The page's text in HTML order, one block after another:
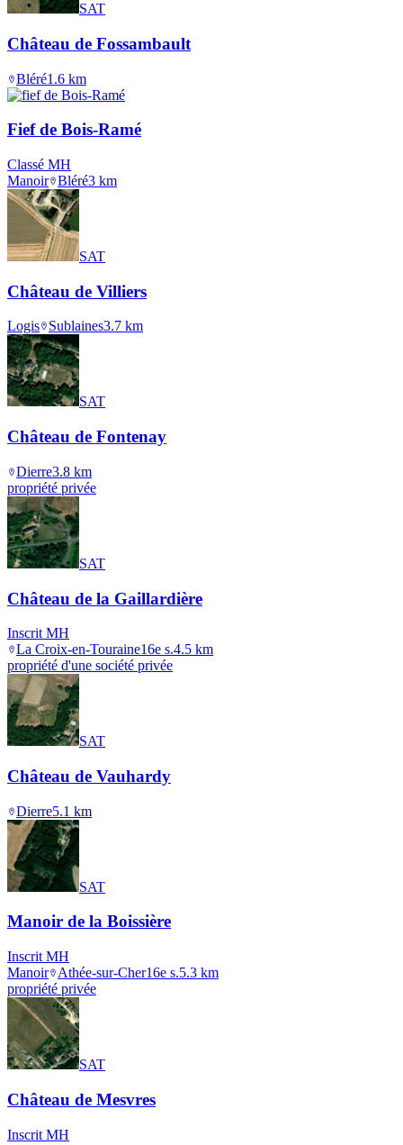
SAT
Château de Fossambault
Bléré1.6 km
Fief de Bois-Ramé
Classé MH
Manoir Bléré3 km
SAT
Château de Villiers
Logis Sublaines3.7 km
SAT
Château de Fontenay
Dierre3.8 km
propriété privée
SAT
Château de la Gaillardière
Inscrit MH
La Croix-en-Touraine16e s.4.5 km
propriété d'une société privée
SAT
Château de Vauhardy
Dierre5.1 km
SAT
Manoir de la Boissière
Inscrit MH
Manoir
Athée-sur-Cher16e s.5.3 km
propriété privée
SAT
Château de Mesvres
Inscrit MH